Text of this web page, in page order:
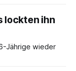
lockten ihn
Jährige wieder